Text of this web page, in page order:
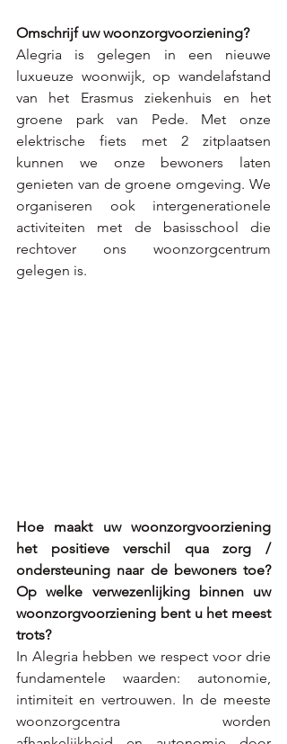
Omschrijf uw woonzorgvoorziening?
Alegria is gelegen in een nieuwe
luxueuze woonwijk, op wandelafstand
van het Erasmus ziekenhuis en het
groene park van Pede. Met onze
elektrische fiets met 2 zitplaatsen
kunnen we onze bewoners laten
genieten van de groene omgeving. We
organiseren ook intergenerationele
activiteiten met de basisschool die
rechtover ons woonzorgcentrum
gelegen is.
Hoe maakt uw woonzorgvoorziening
het positieve verschil qua zorg /
ondersteuning naar de bewoners toe?
Op welke verwezenlijking binnen uw
woonzorgvoorziening bent u het meest
trots?
In Alegria hebben we respect voor drie
fundamentele waarden: autonomie,
intimiteit en vertrouwen. In de meeste
woonzorgcentra worden